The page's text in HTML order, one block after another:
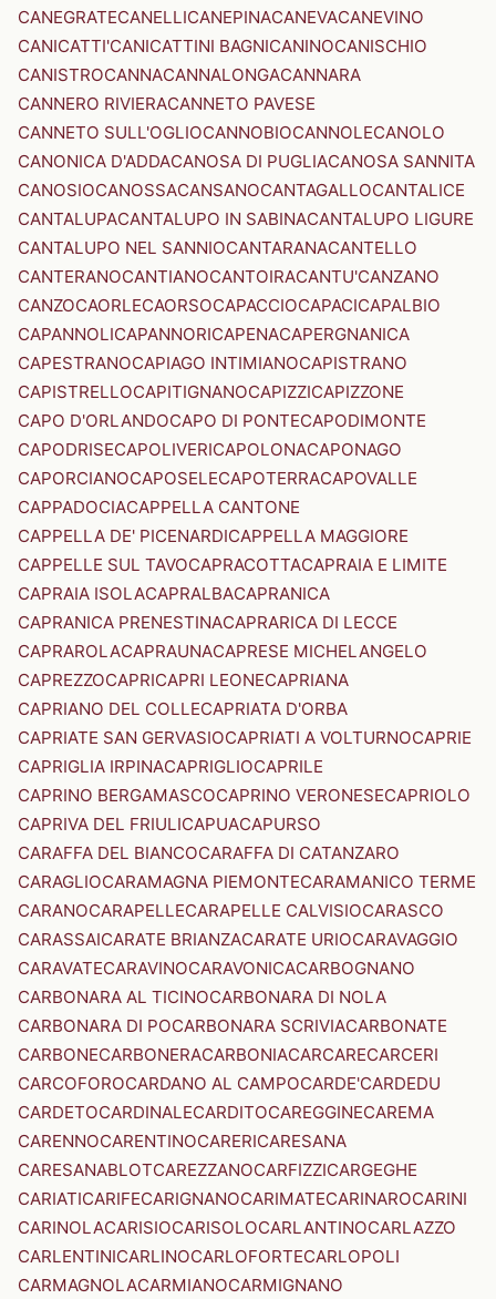
CANEGRATECANELLICANEPINACANEVACANEVINO
CANICATTI'CANICATTINI BAGNICANINOCANISCHIO
CANISTROCANNACANNALONGACANNARA
CANNERO RIVIERACANNETO PAVESE
CANNETO SULL'OGLIOCANNOBIOCANNOLECANOLO
CANONICA D'ADDACANOSA DI PUGLIACANOSA SANNITA
CANOSIOCANOSSACANSANOCANTAGALLOCANTALICE
CANTALUPACANTALUPO IN SABINACANTALUPO LIGURE
CANTALUPO NEL SANNIOCANTARANACANTELLO
CANTERANOCANTIANOCANTOIRACANTU'CANZANO
CANZOCAORLECAORSOCAPACCIOCAPACICAPALBIO
CAPANNOLICAPANNORICAPENACAPERGNANICA
CAPESTRANOCAPIAGO INTIMIANOCAPISTRANO
CAPISTRELLOCAPITIGNANOCAPIZZICAPIZZONE
CAPO D'ORLANDOCAPO DI PONTECAPODIMONTE
CAPODRISECAPOLIVERICAPOLONACAPONAGO
CAPORCIANOCAPOSELECAPOTERRACAPOVALLE
CAPPADOCIACAPPELLA CANTONE
CAPPELLA DE' PICENARDICAPPELLA MAGGIORE
CAPPELLE SUL TAVOCAPRACOTTACAPRAIA E LIMITE
CAPRAIA ISOLACAPRALBACAPRANICA
CAPRANICA PRENESTINACAPRARICA DI LECCE
CAPRAROLACAPRAUNACAPRESE MICHELANGELO
CAPREZZOCAPRICAPRI LEONECAPRIANA
CAPRIANO DEL COLLECAPRIATA D'ORBA
CAPRIATE SAN GERVASIOCAPRIATI A VOLTURNOCAPRIE
CAPRIGLIA IRPINACAPRIGLIOCAPRILE
CAPRINO BERGAMASCOCAPRINO VERONESECAPRIOLO
CAPRIVA DEL FRIULICAPUACAPURSO
CARAFFA DEL BIANCOCARAFFA DI CATANZARO
CARAGLIOCARAMAGNA PIEMONTECARAMANICO TERME
CARANOCARAPELLECARAPELLE CALVISIOCARASCO
CARASSAICARATE BRIANZACARATE URIOCARAVAGGIO
CARAVATECARAVINOCARAVONICACARBOGNANO
CARBONARA AL TICINOCARBONARA DI NOLA
CARBONARA DI POCARBONARA SCRIVIACARBONATE
CARBONECARBONERACARBONIACARCARECARCERI
CARCOFOROCARDANO AL CAMPOCARDE'CARDEDU
CARDETOCARDINALECARDITOCAREGGINECAREMA
CARENNOCARENTINOCARERICARESANA
CARESANABLOTCAREZZANOCARFIZZICARGEGHE
CARIATICARIFECARIGNANOCARIMATECARINAROCARINI
CARINOLACARISIOCARISOLOCARLANTINOCARLAZZO
CARLENTINICARLINOCARLOFORTECARLOPOLI
CARMAGNOLACARMIANOCARMIGNANO